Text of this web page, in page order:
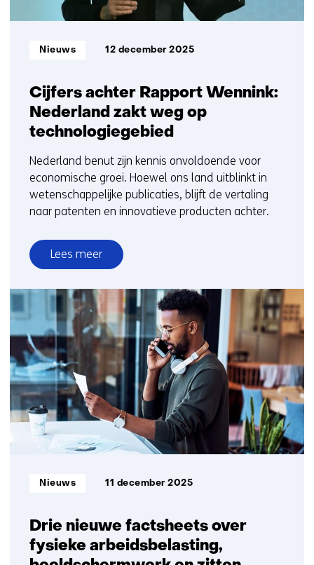
Cijfers achter Rapport Wennink:
Nederland zakt weg op
technologiegebied
Informatietype:
Nieuws 12 december 2025
Nederland benut zijn kennis onvoldoende voor
economische groei. Hoewel ons land uitblinkt in
wetenschappelijke publicaties, blijft de vertaling
naar patenten en innovatieve producten achter.
Lees meer
over
Cijfers
achter
Rapport
Wennink:
Nederland
zakt
weg
op
technologiegebied
Drie nieuwe factsheets over
fysieke arbeidsbelasting,
Informatietype:
Nieuws 11 december 2025